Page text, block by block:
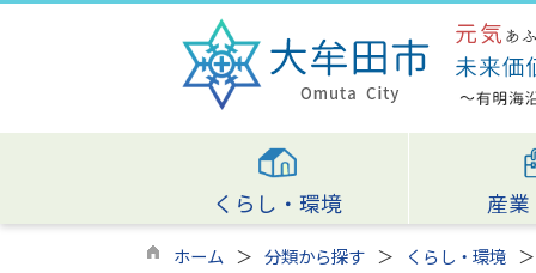
くらし・環境 産業
ホーム 分類から探す くらし・環境